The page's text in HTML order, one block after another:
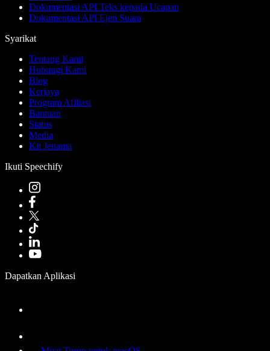
Dokumentasi API Teks kepada Ucapan
Dokumentasi API Ejen Suara
Syarikat
Tentang Kami
Hubungi Kami
Blog
Kerjaya
Program Afiliasi
Bantuan
Status
Media
Kit Jenama
Ikuti Speechify
Dapatkan Aplikasi